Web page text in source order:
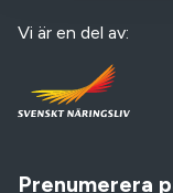
Vi är en del av:
Prenumerera